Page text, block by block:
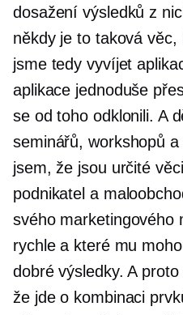
dosažení výsledků z
někdy je to taková
jsme tedy vyvíjet
aplikace jednoduše
se od toho odklonili. A
seminářů, workshopů a
jsem, že jsou určité
podnikatel a
svého marketingového
rychle a které mu
dobré výsledky. A
že jde o kombinaci